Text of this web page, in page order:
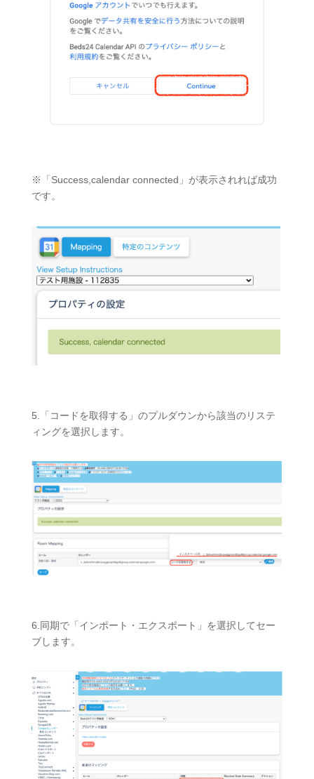
※「Success,calendar connected」が表示されれば成功
です。
5.「コードを取得する」のプルダウンから該当のリステ
ィングを選択します。
6.同期で「インポート・エクスポート 」を選択してセー
ブします。